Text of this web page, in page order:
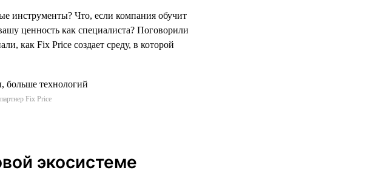
инструменты? Что, если компания обучит
ценность как специалиста? Поговорили
как Fix Price создает среду, в которой
Fix Price
экосистеме